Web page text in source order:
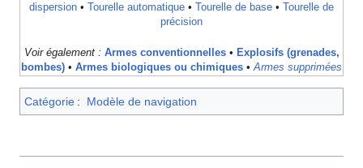
dispersion • Tourelle automatique • Tourelle de base •
Tourelle de
précision
Voir également : Armes conventionnelles• Explosifs (grenades,
bombes) • Armes biologiques ou chimiques •Armes supprimées
Catégorie : Modèle de navigation